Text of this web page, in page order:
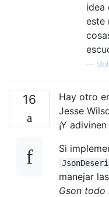
idea
este
—
16
Hay otro
Jesse
¡Y
Si
manejar
Gson todo